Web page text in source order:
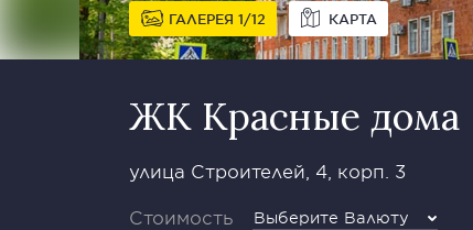
ГАЛЕРЕЯ 1 12 КАРТА
ЖК Красные дома
улица Строителей, 4, корп. 3
Стоимость Выберите Валюту